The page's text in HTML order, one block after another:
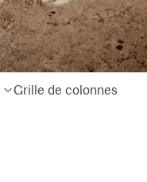
Grille de colonnes